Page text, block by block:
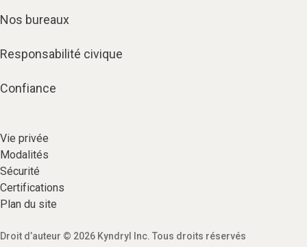
Nos bureaux
Responsabilité civique
Confiance
Vie privée​
Modalités
Sécurité​
Certifications
Plan du site​
Droit d’auteur © 2026 Kyndryl Inc. Tous droits réservés​